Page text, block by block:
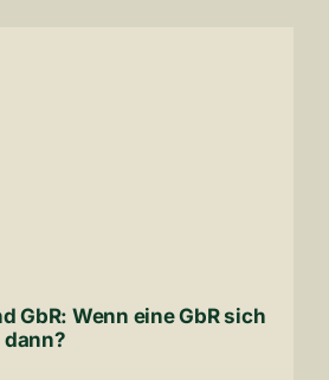
GbR: Wenn eine GbR sich
dann?